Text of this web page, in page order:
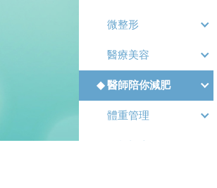
微整形
醫療美容
醫師陪你減肥
體重管理